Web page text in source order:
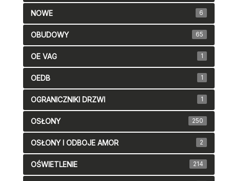
NOWE 6
OBUDOWY 65
OE VAG 1
OEDB 1
OGRANICZNIKI DRZWI 1
OSŁONY 250
OSŁONY I ODBOJE AMOR 2
OŚWIETLENIE 214